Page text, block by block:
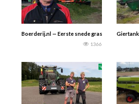
Boerderij.nl — Eerste snede gras 2023 — Bij
1366
Giertank